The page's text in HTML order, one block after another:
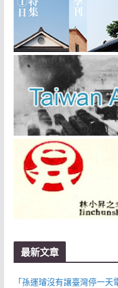
最新文章
「孫運璿沒有讓臺灣停一